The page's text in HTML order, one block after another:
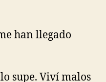
han llegado
supe. Viví malos